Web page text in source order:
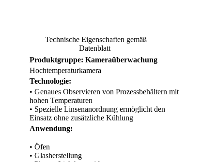
Technische Eigenschaften gemäß
Datenblatt
Produktgruppe: Kameraüberwachung
Hochtemperaturkamera
Technologie:
• Genaues Observieren von Prozessbehältern mit
hohen Temperaturen
• Spezielle Linsenanordnung ermöglicht den
Einsatz ohne zusätzliche Kühlung
Anwendung:
• Öfen
• Glasherstellung